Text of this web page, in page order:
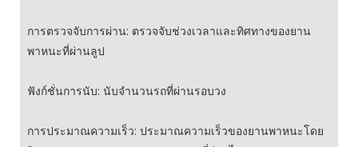
การตรวจจับการผ่าน: ตรวจจับช่วงเวลาและทิศทางของยาน
พาหนะที่ผ่านลูป
ฟังก์ชั่นการนับ: นับจำนวนรถที่ผ่านรอบวง
การประมาณความเร็ว: ประมาณความเร็วของยานพาหนะโดย